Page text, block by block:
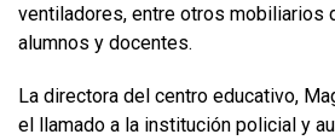
ventiladores, entre otros mobiliarios
alumnos y docentes.
La directora del centro educativo,
el llamado a la institución policial y